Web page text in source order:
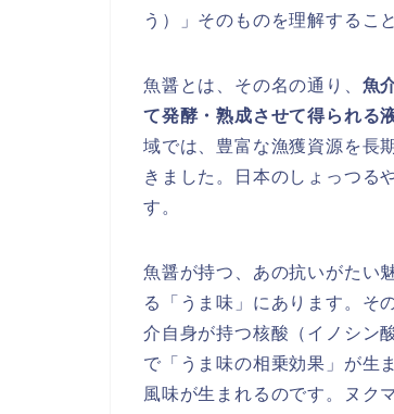
う）」そのものを理解するこ
魚醤とは、その名の通り、 魚
て発酵・熟成させて得られる
域では、豊富な漁獲資源を長
きました。日本のしょっつる
す。
魚醤が持つ、あの抗いがたい
る「うま味」にあります。そ
介自身が持つ核酸（イノシン
で「うま味の相乗効果」が生
風味が生まれるのです。ヌク